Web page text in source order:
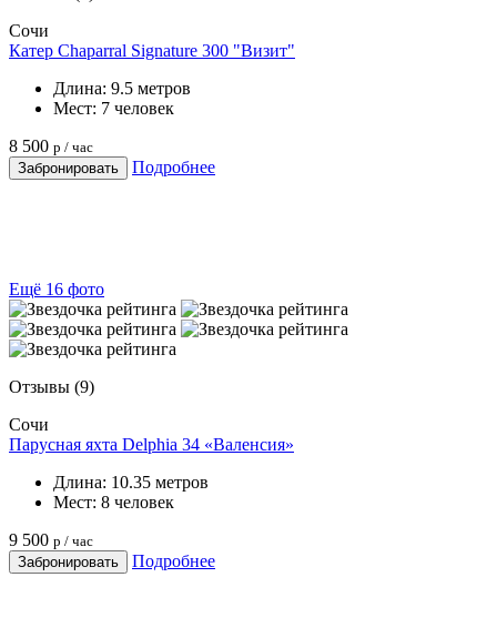
Сочи
Катер Chaparral Signature 300 "Визит"
Длина: 9.5 метров
Мест: 7 человек
8 500 р / час
Забронировать
Подробнее
Ещё 16 фото
Отзывы (9)
Сочи
Парусная яхта Delphia 34 «Валенсия»
Длина: 10.35 метров
Мест: 8 человек
9 500 р / час
Забронировать
Подробнее